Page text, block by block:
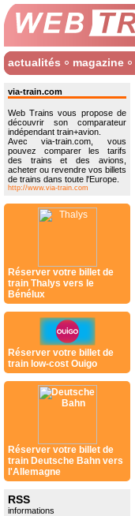
actualités magazine
via-train.com
Web Trains vous propose de
découvrir son comparateur
indépendant train+avion.
Avec via-train.com, vous
pouvez comparer les tarifs
des trains et des avions,
acheter ou revendre vos billets
de trains dans toute l'Europe.
http://www.via-train.com
Réserver votre billet de
train Thalys vers le
Bénélux
Réserver votre billet de
train low-cost Ouigo
Réserver votre billet de
train Deutsche Bahn vers
l'Allemagne
RSS
informations